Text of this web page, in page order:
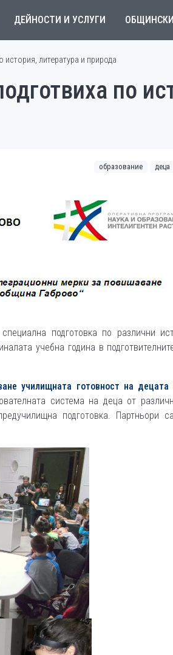
ДЕЙНОСТИ И УСЛУГИ
литература и природа
по
образование деца
подготовка по различни
учебна година в
училищната готовност на
система на деца от
подготовка. Партньори